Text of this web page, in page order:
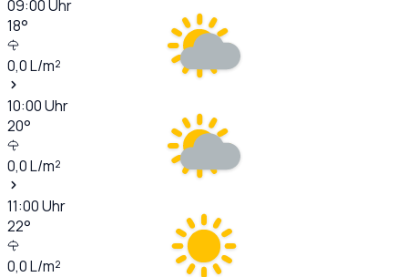
09:00Uhr
18°
0,0L/m²
10:00Uhr
20°
0,0L/m²
11:00Uhr
22°
0,0L/m²